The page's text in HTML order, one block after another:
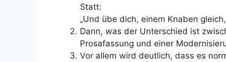
Statt:
„Und übe dich, einem Knaben
Dann, was der Unterschied ist
Prosafassung und einer
Vor allem wird deutlich, dass es